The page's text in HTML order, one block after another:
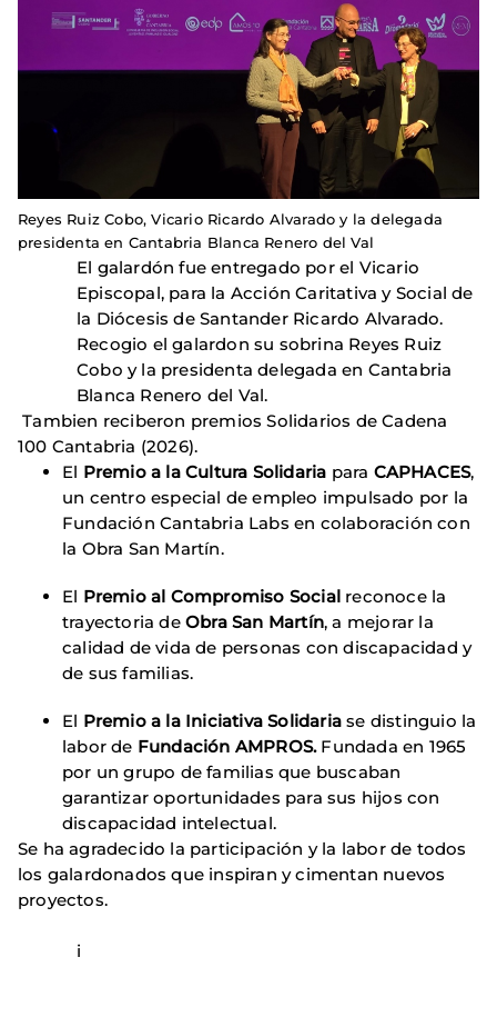
Reyes Ruiz Cobo, Vicario Ricardo Alvarado y la delegada
presidenta en Cantabria Blanca Renero del Val
El galardón fue entregado por el Vicario
Episcopal, para la Acción Caritativa y Social de
la Diócesis de Santander Ricardo Alvarado.
Recogio el galardon su sobrina Reyes Ruiz
Cobo y la presidenta delegada en Cantabria
Blanca Renero del Val.
Tambien reciberon premios Solidarios de Cadena
100 Cantabria (2026).
El Premio a la Cultura Solidaria para CAPHACES,
un centro especial de empleo impulsado por la
Fundación Cantabria Labs en colaboración con
la Obra San Martín.
El Premio al Compromiso Social reconoce la
trayectoria de Obra San Martín, a mejorar la
calidad de vida de personas con discapacidad y
de sus familias.
El Premio a la Iniciativa Solidaria se distinguio la
labor de Fundación AMPROS. Fundada en 1965
por un grupo de familias que buscaban
garantizar oportunidades para sus hijos con
discapacidad intelectual.
Se ha agradecido la participación y la labor de todos
los galardonados que inspiran y cimentan nuevos
proyectos.
i